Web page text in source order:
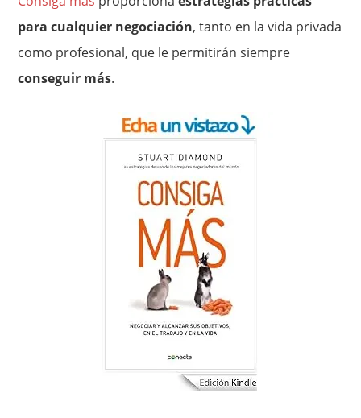
para cualquier negociación, tanto en la vida privada
como profesional, que le permitirán siempre
conseguir más.